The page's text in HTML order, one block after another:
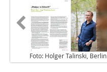
Foto: Holger Talinski, Berlin